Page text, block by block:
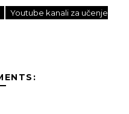
Youtube kanali za učenje